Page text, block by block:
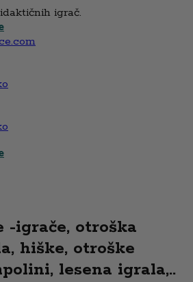
igrač.
-igrače, otroška
hiške, otroške
lesena igrala,..